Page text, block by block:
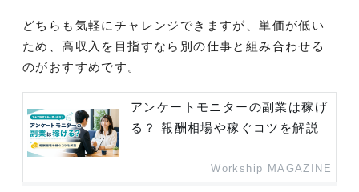
どちらも気軽にチャレンジできますが、単価が低い
ため、高収入を目指すなら別の仕事と組み合わせる
のがおすすめです。
アンケートモニターの副業は稼げ
る？ 報酬相場や稼ぐコツを解説
Workship MAGAZINE